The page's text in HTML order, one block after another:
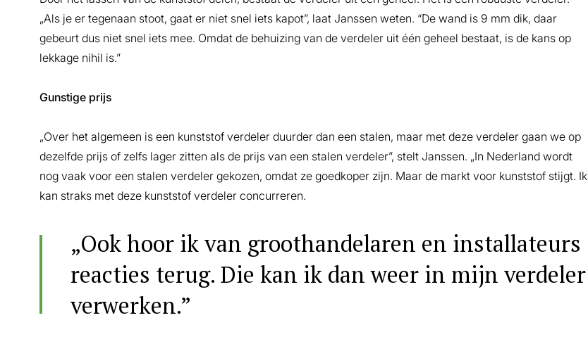
„Als je er tegenaan stoot, gaat er niet snel iets kapot”, laat Janssen weten. “De wand is 9 mm dik, daar
gebeurt dus niet snel iets mee. Omdat de behuizing van de verdeler uit één geheel bestaat, is de kans op
lekkage nihil is.”
Gunstige prijs
„Over het algemeen is een kunststof verdeler duurder dan een stalen, maar met deze verdeler gaan we op
dezelfde prijs of zelfs lager zitten als de prijs van een stalen verdeler”, stelt Janssen. „In Nederland wordt
nog vaak voor een stalen verdeler gekozen, omdat ze goedkoper zijn. Maar de markt voor kunststof stijgt. Ik
kan straks met deze kunststof verdeler concurreren.
„Ook hoor ik van groothandelaren en installateurs
reacties terug. Die kan ik dan weer in mijn verdeler
verwerken.”